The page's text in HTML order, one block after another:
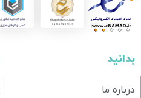
بدانید
درباره ما